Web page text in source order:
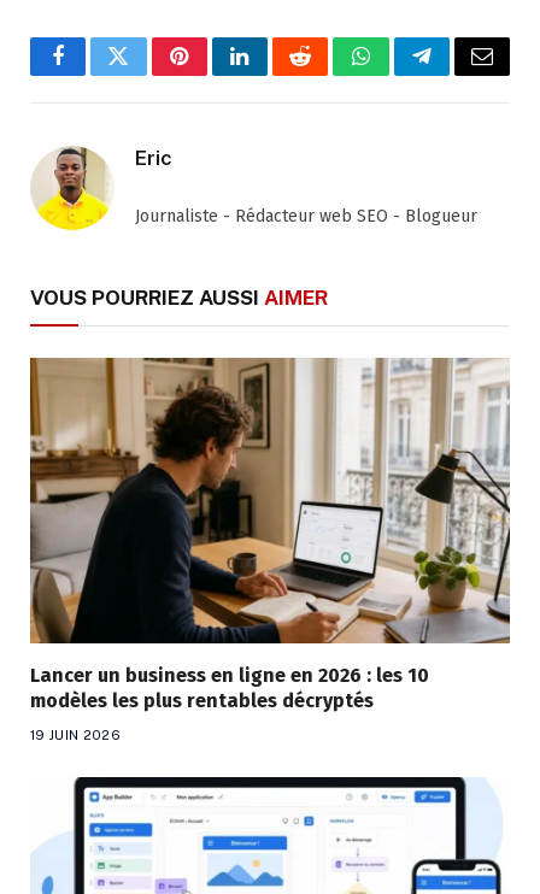
FacebookTwitterPinterestLinkedInRedditWhatsAppTelegramEmail
Eric
Journaliste - Rédacteur web SEO - Blogueur
VOUS POURRIEZ AUSSI AIMER
Lancer un business en ligne en 2026 : les 10
modèles les plus rentables décryptés
19 JUIN 2026